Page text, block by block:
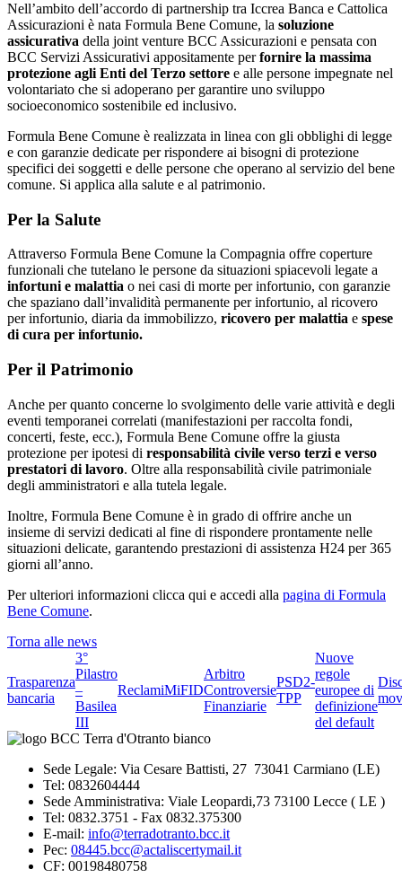
Nell’ambito dell’accordo di partnership tra Iccrea Banca e Cattolica
Assicurazioni è nata Formula Bene Comune, la soluzione
assicurativa della joint venture BCC Assicurazioni e pensata con
BCC Servizi Assicurativi appositamente perfornire la massima
protezione agli Enti del Terzo settore e alle persone impegnate nel
volontariato che si adoperano per garantire uno sviluppo
socioeconomico sostenibile ed inclusivo.
Formula Bene Comune è realizzata in linea con gli obblighi di legge
e con garanzie dedicate per rispondere ai bisogni di protezione
specifici dei soggetti e delle persone che operano al servizio del bene
comune. Si applica alla salute e al patrimonio.
Per la Salute
Attraverso Formula Bene Comune la Compagnia offre coperture
funzionali che tutelano le persone da situazioni spiacevoli legate a
infortuni e malattia o nei casi di morte per infortunio, con garanzie
che spaziano dall’invalidità permanente per infortunio, al ricovero
per infortunio, diaria da immobilizzo, ricovero per malattia e spese
di cura per infortunio.
Per il Patrimonio
Anche per quanto concerne lo svolgimento delle varie attività e degli
eventi temporanei correlati (manifestazioni per raccolta fondi,
concerti, feste, ecc.), Formula Bene Comune offre la giusta
protezione per ipotesi di responsabilità civile verso terzi e verso
prestatori di lavoro. Oltre alla responsabilità civile patrimoniale
degli amministratori e alla tutela legale.
Inoltre, Formula Bene Comune è in grado di offrire anche un
insieme di servizi dedicati al fine di rispondere prontamente nelle
situazioni delicate, garantendo prestazioni di assistenza H24 per 365
giorni all’anno.
Per ulteriori informazioni clicca qui e accedi alla pagina di Formula
Bene Comune.
Torna alle news
Trasparenza
bancaria
3°
Pilastro
–
Basilea
III
ReclamiMiFID
Arbitro
Controversie
Finanziarie
PSD2-
TPP
Nuove
regole
europee di
definizione
del default
Sede Legale: Via Cesare Battisti, 27 73041 Carmiano (LE)
Tel: 0832604444
Sede Amministrativa: Viale Leopardi,73 73100 Lecce ( LE )
Tel: 0832.3751 - Fax 0832.375300
E-mail: info@terradotranto.bcc.it
Pec: 08445.bcc@actaliscertymail.it
CF: 00198480758